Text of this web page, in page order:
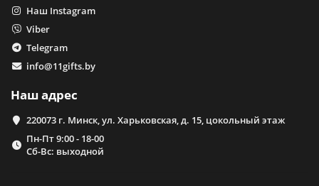
Наш Instagram
Viber
Telegram
info@11gifts.by
Наш адрес
220073 г. Минск, ул. Харьковская, д. 15, цокольный этаж
Пн-Пт 9:00 - 18-00
Сб-Вс: выходной